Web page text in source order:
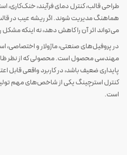
طراحی قالب، کنترل دمای فرآیند، خنک‌کاری،
هماهنگ مدیریت شوند. اگر ریشه عیب در
می‌تواند اثر آن را کاهش دهد، نه اینکه
در پروفیل‌های صنعتی، ماژولار و اختصاصی،
مهندسی محصول است. محصولی که از نظر
پایداری ضعیف باشد، در کاربرد واقعی قابل
کنترل استرچینگ یکی از شاخص‌های مهم
است.